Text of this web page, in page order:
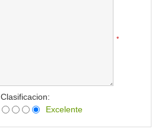
*
Clasificacion:
Excelente